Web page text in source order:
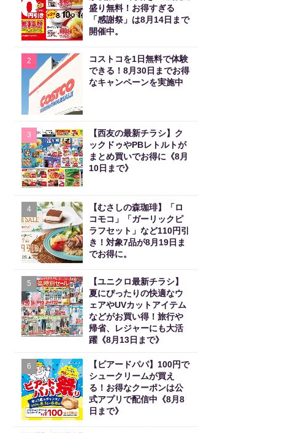
盛り無料！お得すぎる
「感謝祭」は8月14日まで
開催中。
2
コストコを1日無料で体験
できる！8月30日までお得
なキャンペーンを実施中
3
【西友の最新チラシ】ク
ックドゥやPBレトルトが
まとめ買いでお得に《8月
10日まで》
4
【むさしの森珈琲】「ロ
コモコ」「ガーリックピ
ラフセット」など110円引
き！対象7品が8月19日ま
でお得に。
5
【ユニクロ最新チラシ】
夏にぴったりの快適なウ
ェアやUVカットアイテム
などがお買い得！旅行や
帰省、レジャーにも大活
躍《8月13日まで》
6
【ビアードパパ】100円で
シュークリームが買え
る！お得なクーポンは公
式アプリで配信中《8月8
日まで》